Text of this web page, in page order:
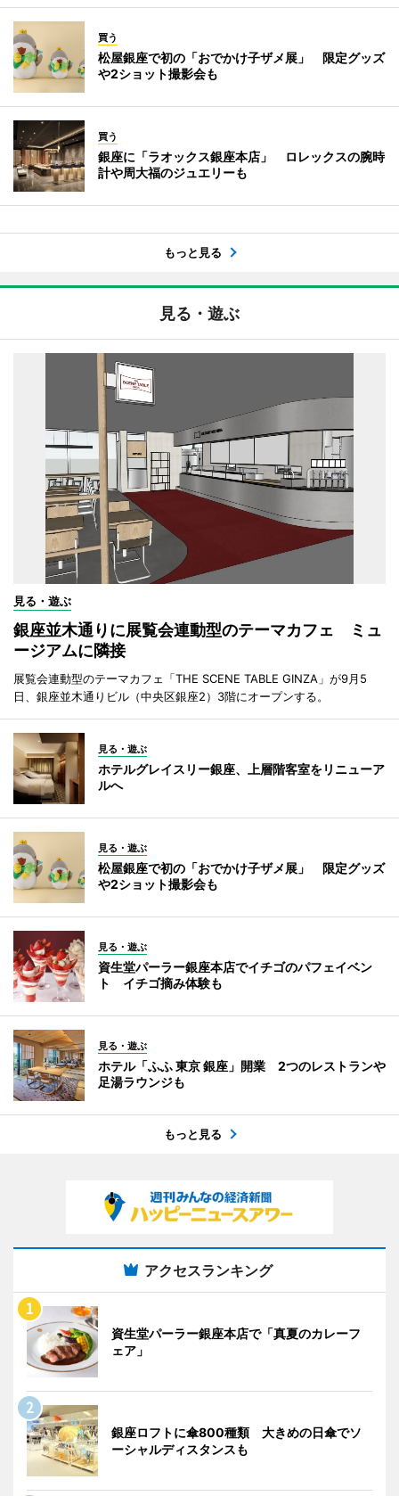
買う
松屋銀座で初の「おでかけ子ザメ展」 限定グッズ
や2ショット撮影会も
買う
銀座に「ラオックス銀座本店」 ロレックスの腕時
計や周大福のジュエリーも
もっと見る
見る・遊ぶ
見る・遊ぶ
銀座並木通りに展覧会連動型のテーマカフェ ミュ
ージアムに隣接
展覧会連動型のテーマカフェ「THE SCENE TABLE GINZA」が9月5
日、銀座並木通りビル（中央区銀座2）3階にオープンする。
見る・遊ぶ
ホテルグレイスリー銀座、上層階客室をリニューア
ルへ
見る・遊ぶ
松屋銀座で初の「おでかけ子ザメ展」 限定グッズ
や2ショット撮影会も
見る・遊ぶ
資生堂パーラー銀座本店でイチゴのパフェイベン
ト イチゴ摘み体験も
見る・遊ぶ
ホテル「ふふ 東京 銀座」開業 2つのレストランや
足湯ラウンジも
もっと見る
アクセスランキング
資生堂パーラー銀座本店で「真夏のカレーフ
ェア」
銀座ロフトに傘800種類 大きめの日傘でソ
ーシャルディスタンスも